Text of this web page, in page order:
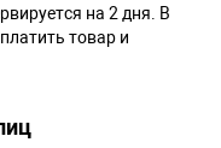
на 2 дня. В
товар и